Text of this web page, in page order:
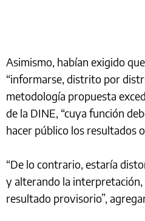
Asimismo, habían exigido
“informarse, distrito por
metodología propuesta
de la DINE, “cuya función
hacer público los resultados
“De lo contrario, estaría
y alterando la
resultado provisorio”,